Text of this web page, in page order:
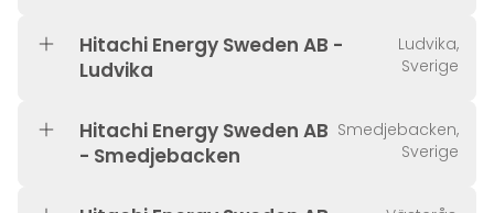
Hitachi Energy Sweden AB -
Ludvika
Ludvika,
Sverige
Hitachi Energy Sweden AB
- Smedjebacken
Smedjebacken,
Sverige